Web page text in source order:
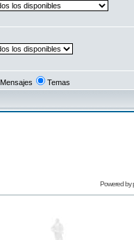
Mensajes Temas
Powered by